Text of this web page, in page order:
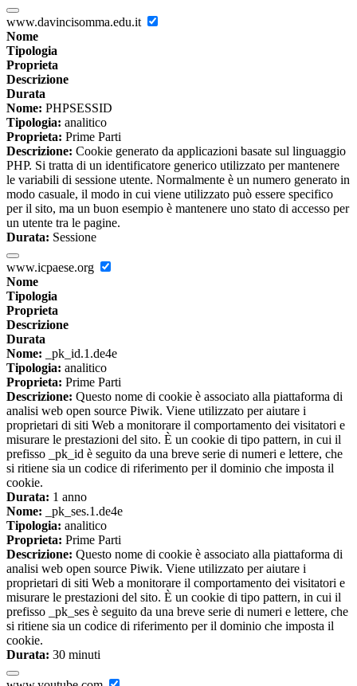
www.davincisomma.edu.it
Nome
Tipologia
Proprieta
Descrizione
Durata
Nome: PHPSESSID
Tipologia: analitico
Proprieta: Prime Parti
Descrizione: Cookie generato da applicazioni basate sul linguaggio
PHP. Si tratta di un identificatore generico utilizzato per mantenere
le variabili di sessione utente. Normalmente è un numero generato in
modo casuale, il modo in cui viene utilizzato può essere specifico
per il sito, ma un buon esempio è mantenere uno stato di accesso per
un utente tra le pagine.
Durata: Sessione
www.icpaese.org
Nome
Tipologia
Proprieta
Descrizione
Durata
Nome: _pk_id.1.de4e
Tipologia: analitico
Proprieta: Prime Parti
Descrizione: Questo nome di cookie è associato alla piattaforma di
analisi web open source Piwik. Viene utilizzato per aiutare i
proprietari di siti Web a monitorare il comportamento dei visitatori e
misurare le prestazioni del sito. È un cookie di tipo pattern, in cui il
prefisso _pk_id è seguito da una breve serie di numeri e lettere, che
si ritiene sia un codice di riferimento per il dominio che imposta il
cookie.
Durata: 1 anno
Nome: _pk_ses.1.de4e
Tipologia: analitico
Proprieta: Prime Parti
Descrizione: Questo nome di cookie è associato alla piattaforma di
analisi web open source Piwik. Viene utilizzato per aiutare i
proprietari di siti Web a monitorare il comportamento dei visitatori e
misurare le prestazioni del sito. È un cookie di tipo pattern, in cui il
prefisso _pk_ses è seguito da una breve serie di numeri e lettere, che
si ritiene sia un codice di riferimento per il dominio che imposta il
cookie.
Durata: 30 minuti